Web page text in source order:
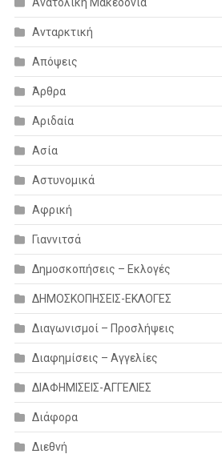
Ανταρκτική
Απόψεις
Άρθρα
Αριδαία
Ασία
Αστυνομικά
Αφρική
Γιαννιτσά
Δημοσκοπήσεις – Εκλογές
ΔΗΜΟΣΚΟΠΗΣΕΙΣ-ΕΚΛΟΓΕΣ
Διαγωνισμοί – Προσλήψεις
Διαφημίσεις – Αγγελίες
ΔΙΑΦΗΜΙΣΕΙΣ-ΑΓΓΕΛΙΕΣ
Διάφορα
Διεθνή